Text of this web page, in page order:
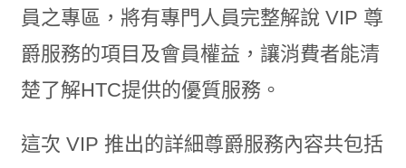
員之專區，將有專門人員完整解說 VIP 尊
爵服務的項目及會員權益，讓消費者能清
楚了解HTC提供的優質服務。
這次 VIP 推出的詳細尊爵服務內容共包括